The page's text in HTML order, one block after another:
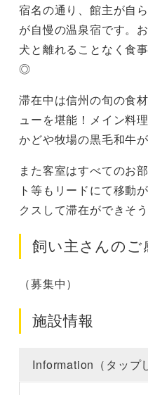
宿名の通り、館主が自
が自慢の温泉宿です。
犬と離れることなく食
◎
滞在中は信州の旬の食
ューを堪能！メイン料
かどや牧場の黒毛和牛
また客室はすべてのお
ト等もリードにて移動
クスして滞在ができそ
飼い主さんのご
（募集中）
施設情報
Information（タップ